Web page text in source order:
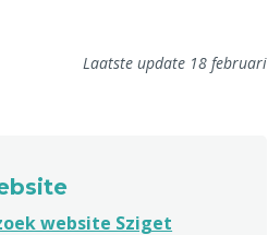
Laatste update 18 februari
website Sziget